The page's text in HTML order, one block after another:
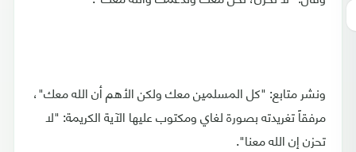
ونشر متابع: "كل المسلمين معك ولكن الأهم أن الله معك"،
مرفقاً تغريدته بصورة لغاي ومكتوب عليها الآية الكريمة: "لا
تحزن إن الله معنا".